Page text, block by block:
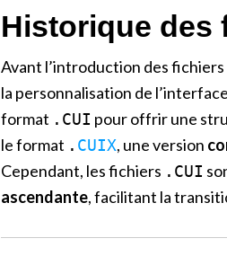
Historique des
Avant l’introduction des fichiers
la personnalisation de
format .CUI pour offrir une
le format . CUIX, une version
Cependant, les fichiers .CUI
ascendante, facilitant la